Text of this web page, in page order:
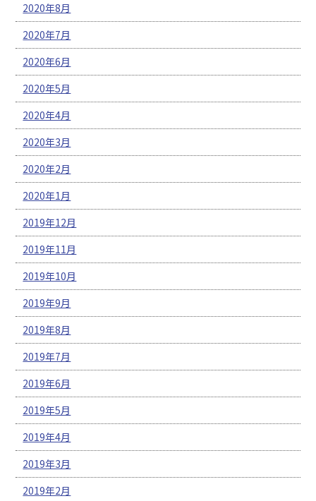
2020年8月
2020年7月
2020年6月
2020年5月
2020年4月
2020年3月
2020年2月
2020年1月
2019年12月
2019年11月
2019年10月
2019年9月
2019年8月
2019年7月
2019年6月
2019年5月
2019年4月
2019年3月
2019年2月